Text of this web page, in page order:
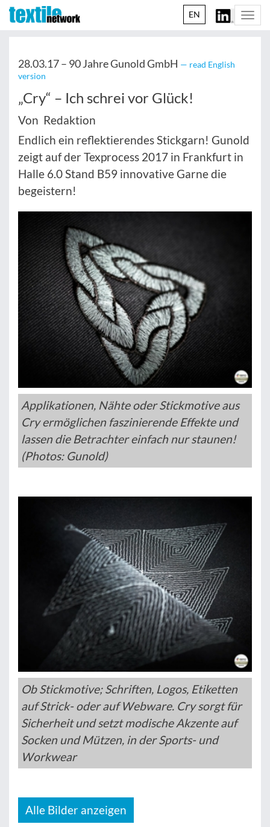
EN
28.03.17 – 90 Jahre Gunold GmbH — read English
version
„Cry“ – Ich schrei vor Glück!
Von Redaktion
Endlich ein reflektierendes Stickgarn! Gunold
zeigt auf der Texprocess 2017 in Frankfurt in
Halle 6.0 Stand B59 innovative Garne die
begeistern!
Applikationen, Nähte oder Stickmotive aus
Cry ermöglichen faszinierende Effekte und
lassen die Betrachter einfach nur staunen!
(Photos: Gunold)
Ob Stickmotive; Schriften, Logos, Etiketten
auf Strick- oder auf Webware. Cry sorgt für
Sicherheit und setzt modische Akzente auf
Socken und Mützen, in der Sports- und
Workwear
Alle Bilder anzeigen